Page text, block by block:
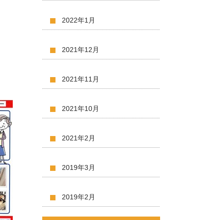
2022年1月
2021年12月
2021年11月
2021年10月
2021年2月
2019年3月
2019年2月